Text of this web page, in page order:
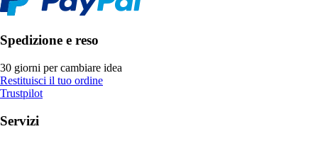
Spedizione e reso
30 giorni per cambiare idea
Restituisci il tuo ordine
Trustpilot
Servizi